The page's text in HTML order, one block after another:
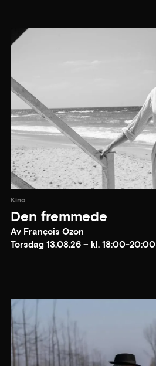
Kino
Den fremmede
Av François Ozon
Torsdag 13.08.26 – kl. 18:00-20:00